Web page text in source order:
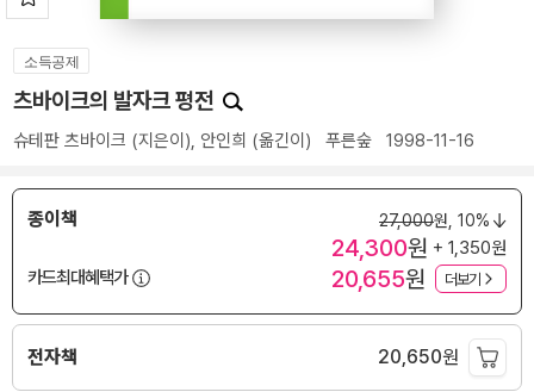
소득공제
츠바이크의 발자크 평전
슈테판 츠바이크 (지은이), 안인희 (옮긴이) 푸른숲 1998-11-16
종이책 27,000원, 10%
24,300원 + 1,350원
카드최대혜택가
20,655원 더보기
전자책 20,650원